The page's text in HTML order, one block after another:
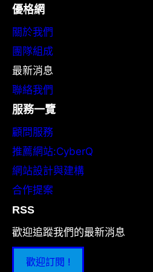
優格網
關於我們
團隊組成
最新消息
聯絡我們
服務一覽
顧問服務
推薦網站:CyberQ
網站設計與建構
合作提案
RSS
歡迎追蹤我們的最新消息
歡迎訂閱 !